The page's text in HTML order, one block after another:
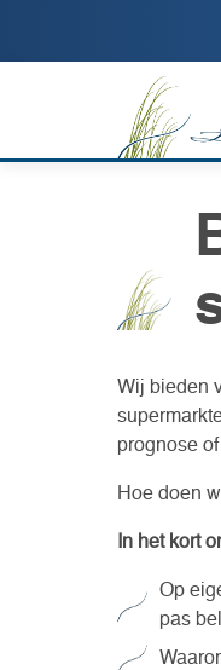
Wij bieden
prognose
Hoe doen
In het kort
Op
pas